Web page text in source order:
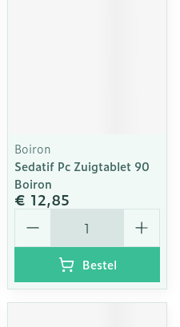
Boiron
Sedatif Pc Zuigtablet 90
Boiron
€ 12,85
Aantal
Bestel